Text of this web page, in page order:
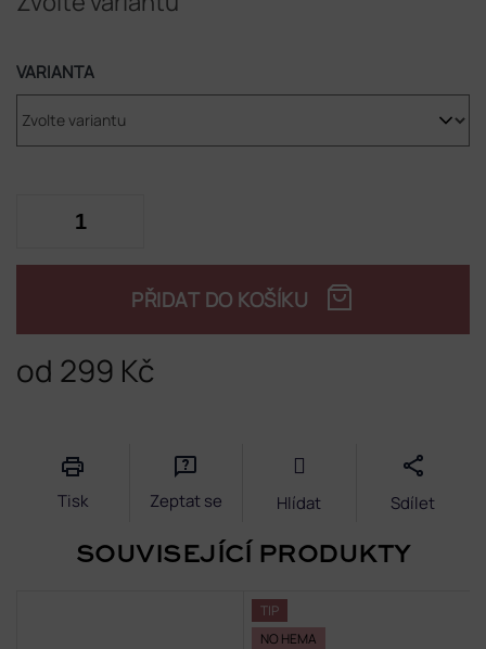
od 299 Kč
VARIANTA
PŘIDAT DO KOŠÍKU
Tisk Zeptat se Hlídat Sdílet
SOUVISEJÍCÍ PRODUKTY
TIP
NO HEMA